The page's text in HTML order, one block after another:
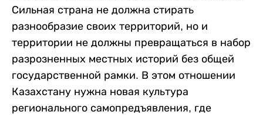
Сильная страна не должна стирать
разнообразие своих территорий, но и
территории не должны превращаться в набор
разрозненных местных историй без общей
государственной рамки. В этом отношении
Казахстану нужна новая культура
регионального самопредъявления, где